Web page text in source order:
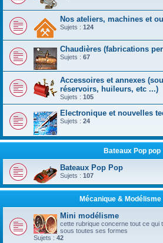
Nos ateliers, machines et
Sujets : 124
Chaudières (fabrications
Sujets : 67
Accessoires et annexes
réservoirs, huileurs, etc ...)
Sujets : 105
Electronique et nouvelles
Sujets : 24
Bateaux Pop pop
Bateaux Pop Pop
Sujets : 107
Mécanique &
Mini modélisme
cette rubrique concerne tout ce qui
sous toutes ses formes
Sujets : 42